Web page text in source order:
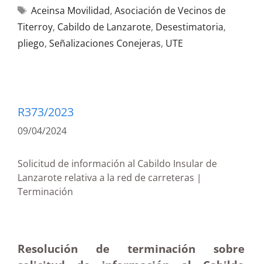
Aceinsa Movilidad, Asociación de Vecinos de
Titerroy, Cabildo de Lanzarote, Desestimatoria,
pliego, Señalizaciones Conejeras, UTE
R373/2023
09/04/2024
Solicitud de información al Cabildo Insular de
Lanzarote relativa a la red de carreteras |
Terminación
Resolución de terminación sobre